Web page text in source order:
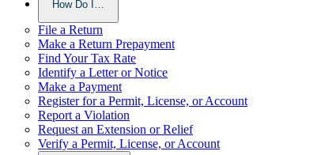
How Do I…
File a Return
Make a Return Prepayment
Find Your Tax Rate
Identify a Letter or Notice
Make a Payment
Register for a Permit, License, or Account
Report a Violation
Request an Extension or Relief
Verify a Permit, License, or Account